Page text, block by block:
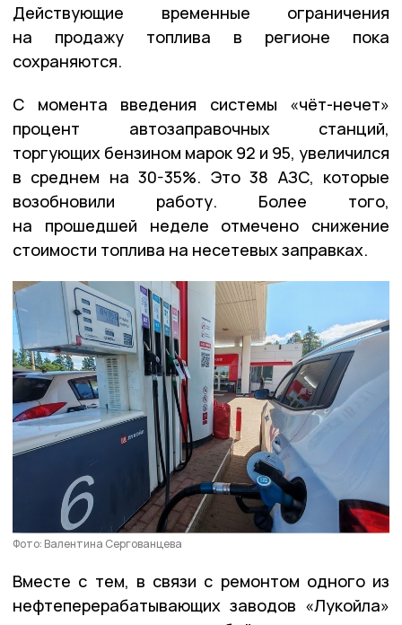
Действующие временные ограничения
на продажу топлива в регионе пока
сохраняются.
С момента введения системы «чёт-нечет»
процент автозаправочных станций,
торгующих бензином марок 92 и 95, увеличился
в среднем на 30-35%. Это 38 АЗС, которые
возобновили работу. Более того,
на прошедшей неделе отмечено снижение
стоимости топлива на несетевых заправках.
Фото: Валентина Сергованцева
Вместе с тем, в связи с ремонтом одного из
нефтеперерабатывающих заводов «Лукойла»